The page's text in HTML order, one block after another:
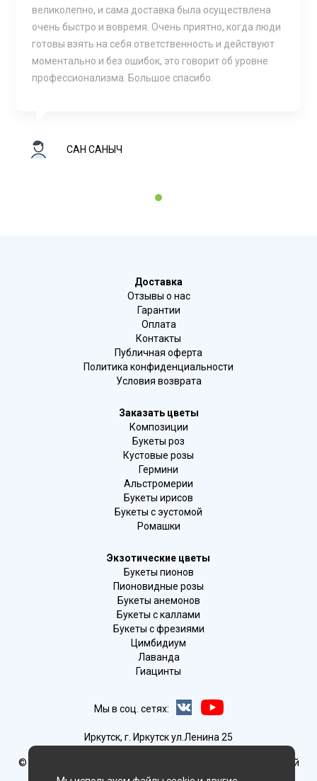
великолепно, и сама доставка была осуществлена
очень быстро и вовремя. Очень приятно, когда люди
готовы взять на себя ответственность и действуют
моментально и без ошибок, это говорит об уровне
профессионализма. Большое спасибо.
САН САНЫЧ
1
Доставка
Отзывы о нас
Гарантии
Оплата
Контакты
Публичная оферта
Политика конфиденциальности
Условия возврата
Заказать цветы
Композиции
Букеты роз
Кустовые розы
Гермини
Альстромерии
Букеты ирисов
Букеты с эустомой
Ромашки
Экзотические цветы
Букеты пионов
Пионовидные розы
Букеты анемонов
Букеты с каллами
Букеты с фрезиями
Цимбидиум
Лаванда
Гиацинты
Мы в соц. сетях:
Иркутск, г. Иркутск ул.Ленина 25
© Delaflor - доставка цветов, 2012-2026
ИП Рыжков Евгений